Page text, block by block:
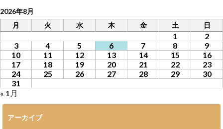
2026年8月
月
火 水 木 金 土 日
1
2
3
4 5 6 7 8
9
10
11 12 13 14 15
16
17
18 19 20 21 22
23
24
25 26 27 28 29
30
31
« 1月
アーカイブ